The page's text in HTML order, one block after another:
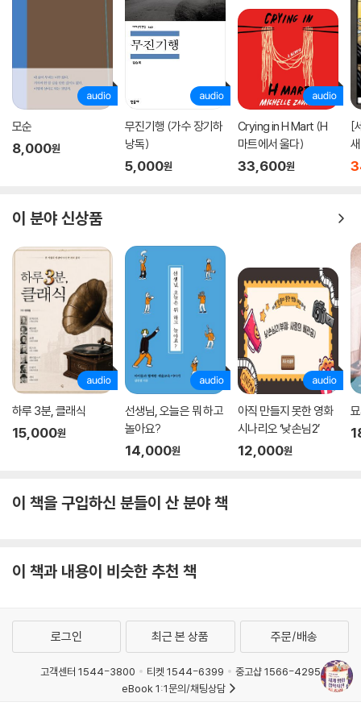
71. 개성 넘치는 신성로마제국 황제의 후원이 없었다면 아르침볼도의 기
발하고 독창적인 작품은 탄생하지 않았을 것이다?
72. 모네는 왜 30여 년의 시간과 열정을 [수련] 연작에 쏟아부었을까?
73. 쇠라의 [그랑드자트섬의 일요일, 1884년]은 치밀한 색채 연구 끝에
탄생한 작품이다?
74. 라파엘로는 왜 [성모자와 세례 요한, 또는 의자에 앉은 성모]를 버려진
포도주 통 뚜껑에 그렸을까?
75. 요절한 천재 비어즐리의 삽화는 인쇄술 발달에 힘입어 큰 성공을 거두
으로 깎아내렸을까?
77. 시들해진 고갱의 창작욕과 예술가의 열정을 되살려 낸 한 타히티 소녀
의 비밀은?
78. 로트레크는 왜 다른 화가들은 그리기 싫어하는 포스터를 즐겨 그렸을
까?
79. 화가 에곤 실레와 독재자 히틀러의 인생 여정은 싱크로율 거의 백 퍼센
트다?
80. 보티치니의 [토비아스와 세 천사]에 다빈치가 모델로 등장한다는데?
81. 렘브란트는 아무도 주문하지 않는 자화상을 왜 지치지 않고 그렸을까?
82. 라파엘로가 [아테네 학당]에 라이벌 미켈란젤로를 그려 넣은 까닭은?
84. 들라크루아의 베일에 싸인 출생 비밀이 그의 작품 [키오스섬의 학살]
과 관련 깊다는데?
86. [후가쿠 36경]의 화가 호쿠사이가 평생 93번이나 이사하며 살아야
[사비니 여인의 납치]를 반복적으로 그렸을까?
88. 10개월 동안 4번이나 화풍을 바꾸면서 150여 점을 그린 도슈사이 샤
라쿠는 화가 한 사람이었을까, 화가 집단이었을까?
89. [볼록거울에 비친 자화상]의 미소년 파르미자니노가 갑자기 늙어 버
밀레는 자기 작품 [만종] 속에 무엇을 감춰 놓았을까? 그림에는 부부로 보
이는 두 사람이 등장한다. 남편은 모자를 벗어 손에 들고 고개를 숙여 경건
한 자세를 취하고 있고, 아내는 두 손을 가슴 앞으로 끌어당겨 마주 잡고 기
도를 올리며 서 있다. 화면의 오른쪽 저 멀리에는 작은 교회가 보일 듯 말
듯 자리하고 있다. 언뜻 보면 고요하고 아늑하며 평화롭기만 한 풍경이라
일반 대중은 물론이고 미술 전문가들도 대부분 그림 속 두 부부가 들판에
서 일하던 중 ‘안젤루스의 종(매일 아침, 점심, 저녁에 기도를 올릴 수 있도
록 교회가 정해진 시간에 울리는 종)’ 소리가 울려 퍼지자 하던 일을 잠시
멈추고 감사 기도를 드리는 장면으로 해석해 왔다.
오랫동안 상식처럼 받아들여져 온 이 해석을 거부하고 대담한 주장을 편
이가 있다. [기억의 지속] 등으로 유명한 초현실주의 화가 살바도르 달리
가 바로 그다. 그는 밀레의 [만종] 속에 깜짝 놀랄 만한 비밀이 숨어 있다고
주장했다. 그 비밀은 과연 무엇일까? 결론부터 말하자면, 달리는 그림 속
부부가 하던 일을 잠시 멈추고 감사 기도를 드리는 것이 아니라 죽은 아들
을 땅에 묻으며 슬퍼하는 것이라고 주장했다. 무엇을 근거로 그런 주장을
했을까? 우선, 그는 그림 속 부부 사이에 놓인 ‘바구니’에 주목했다. 그에 따
르면, 바구니에 담긴 것은 수확한 작물이 아니라 태어난 지 얼마 안 돼 죽은
부부의 아기다.
밀레는 부모를 주제로 한 그림을 많이 남겼다. 그중 한 부모가 죽은 아들의
시신을 넣어 둔 관 앞에 서 있는 장면을 그렸다가 자칫 그림이 지나치게 감
상적으로 흐를 것을 염려하여 바구니로 고쳐 그렸다.
사를 한 결과, 바구니 아래에 아이의 무덤이 있었던 것으로 판단했다”라고
많은 사람의 생각대로, 그림 속 농부 부부는 고된 일과를 마치며 감사 기도
를 드리는 것일까? 아니면 달리의 주장대로, 죽은 아들을 땅에 묻으며 슬
퍼하는 것일까? 밀레는 과연 [만종] 속에 무엇을 감춰 두었을까?
모순
8,000원
무진기행 (가수 장기하
낭독)
5,000원
Crying in H Mart (H
마트에서 울다)
33,600원
[
이 분야 신상품
하루 3분, 클래식
15,000원
선생님, 오늘은 뭐 하고
놀아요?
14,000원
아직 만들지 못한 영화
시나리오 ‘낮손님2’
12,000원
이 책을 구입하신 분들이 산 분야 책
이 책과 내용이 비슷한 추천 책
로그인 최근 본 상품 주문/배송
고객센터 1544-3800 티켓 1544-6399
중고샵 1566-4295
eBook 1:1문의/채팅상담